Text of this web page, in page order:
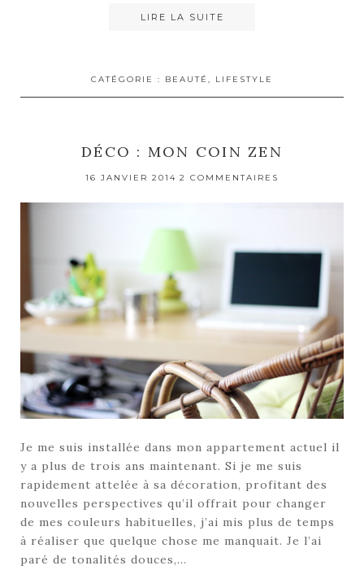
LIRE LA SUITE
CATÉGORIE : BEAUTÉ , LIFESTYLE
DÉCO : MON COIN ZEN
16 JANVIER 2014 2 COMMENTAIRES
Je me suis installée dans mon appartement actuel il
y a plus de trois ans maintenant. Si je me suis
rapidement attelée à sa décoration, profitant des
nouvelles perspectives qu’il offrait pour changer
de mes couleurs habituelles, j’ai mis plus de temps
à réaliser que quelque chose me manquait. Je l’ai
paré de tonalités douces,…